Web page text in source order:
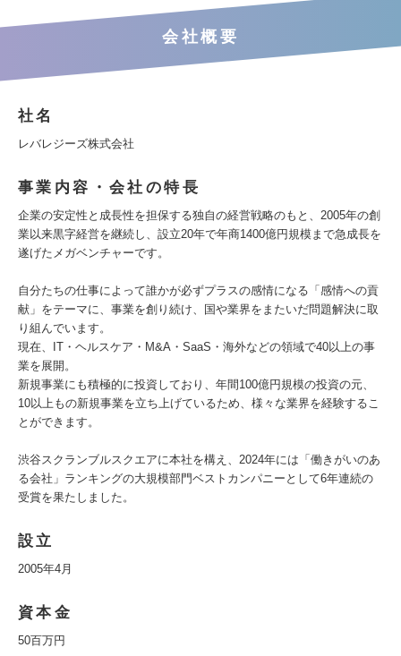
会社概要
社名
レバレジーズ株式会社
事業内容・会社の特長
企業の安定性と成長性を担保する独自の経営戦略のもと、2005年の創
業以来黒字経営を継続し、設立20年で年商1400億円規模まで急成長を
遂げたメガベンチャーです。
自分たちの仕事によって誰かが必ずプラスの感情になる「感情への貢
献」をテーマに、事業を創り続け、国や業界をまたいだ問題解決に取
り組んでいます。
現在、IT・ヘルスケア・M&A・SaaS・海外などの領域で40以上の事
業を展開。
新規事業にも積極的に投資しており、年間100億円規模の投資の元、
10以上もの新規事業を立ち上げているため、様々な業界を経験するこ
とができます。
渋谷スクランブルスクエアに本社を構え、2024年には「働きがいのあ
る会社」ランキングの大規模部門ベストカンパニーとして6年連続の
受賞を果たしました。
設立
2005年4月
資本金
50百万円